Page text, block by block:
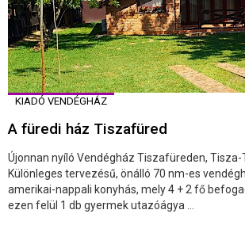
KIADÓ VENDÉGHÁZ
A füredi ház Tiszafüred
Újonnan nyíló Vendégház Tiszafüreden, Tisza-
Különleges tervezésű, önálló 70 nm-es
amerikai-nappali konyhás, mely 4 + 2 fő
ezen felül 1 db gyermek utazóágya ...